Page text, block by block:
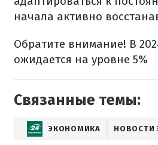
начала активно
Обратите внимание! В
ожидается на уровне 5%
Связанные темы:
ЭКОНОМИКА НОВОСТИ